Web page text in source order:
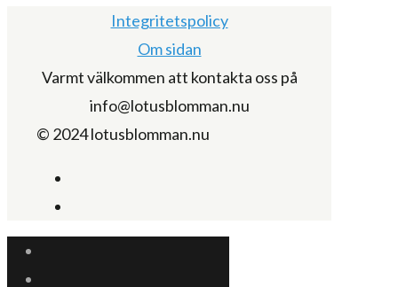
Integritetspolicy
Om sidan
Varmt välkommen att kontakta oss på
info@lotusblomman.nu
© 2024 lotusblomman.nu